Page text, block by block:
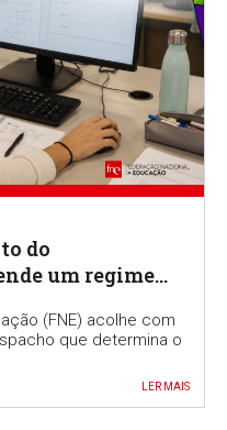
do
um regime
(FNE) acolhe com
que determina o
LER MAIS